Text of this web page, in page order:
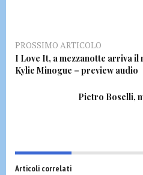
PROSSIMO ARTICOLO
I Love It, a mezzanotte arriva il
Kylie Minogue – preview audio
Pietro Boselli,
Articoli correlati